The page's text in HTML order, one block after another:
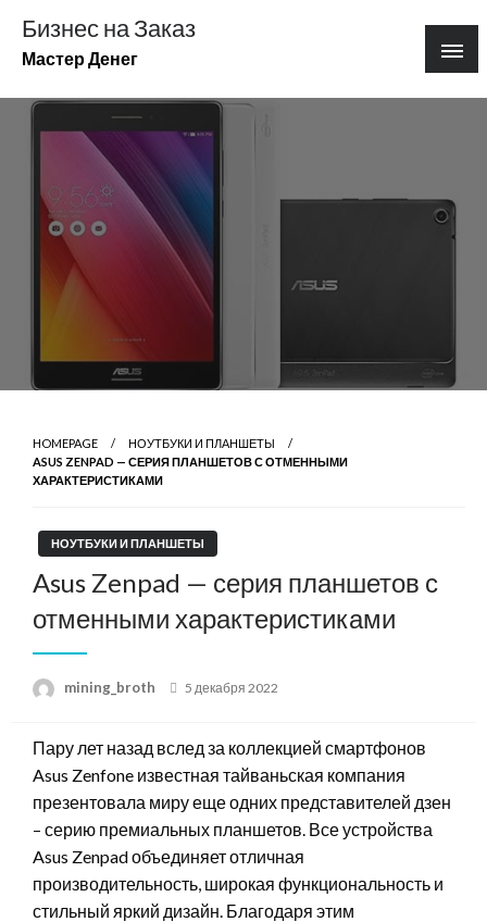
содержимому
Бизнес на Заказ
Мастер Денег
HOMEPAGE
НОУТБУКИ И ПЛАНШЕТЫ
ASUS ZENPAD — СЕРИЯ ПЛАНШЕТОВ С ОТМЕННЫМИ
ХАРАКТЕРИСТИКАМИ
НОУТБУКИ И ПЛАНШЕТЫ
Asus Zenpad — серия планшетов с
отменными характеристиками
mining_broth
Posted
5 декабря 2022
Пару лет назад вслед за коллекцией смартфонов
Asus Zenfone известная тайваньская компания
презентовала миру еще одних представителей дзен
– серию премиальных планшетов. Все устройства
Asus Zenpad объединяет отличная
производительность, широкая функциональность и
стильный яркий дизайн. Благодаря этим